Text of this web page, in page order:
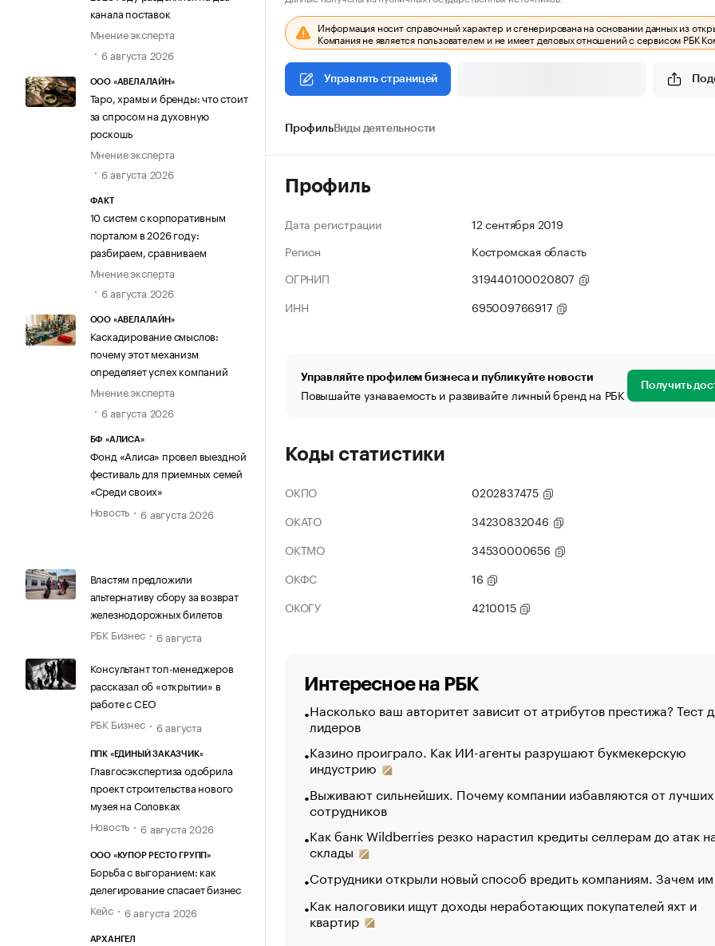
канала поставок
Мнение эксперта
6 августа 2026
ООО «АВЕЛАЛАЙН»
Таро, храмы и бренды: что стоит
за спросом на духовную
роскошь
Мнение эксперта
6 августа 2026
ФАКТ
10 систем с корпоративным
порталом в 2026 году:
разбираем, сравниваем
Мнение эксперта
6 августа 2026
ООО «АВЕЛАЛАЙН»
Каскадирование смыслов:
почему этот механизм
определяет успех компаний
Мнение эксперта
6 августа 2026
БФ «АЛИСА»
Фонд «Алиса» провел выездной
фестиваль для приемных семей
«Среди своих»
Новость
6 августа 2026
Властям предложили
альтернативу сбору за возврат
железнодорожных билетов
РБК Бизнес
6 августа
Консультант топ-менеджеров
рассказал об «открытии» в
работе с CEO
РБК Бизнес
6 августа
ППК «ЕДИНЫЙ ЗАКАЗЧИК»
Главгосэкспертиза одобрила
проект строительства нового
музея на Соловках
Новость
6 августа 2026
ООО «КУПОР РЕСТО ГРУПП»
Борьба с выгоранием: как
делегирование спасает бизнес
Кейс
6 августа 2026
АРХАНГЕЛ
Информация носит справочный характер и сгенерирована на основании данных из
Компания не является пользователем и не имеет деловых отношений с сервисом РБК
Управлять страницей
ПрофильВиды деятельности
Профиль
Дата регистрации
12 сентября 2019
Регион
Костромская область
ОГРНИП
319440100020807
ИНН
695009766917
Управляйте профилем бизнеса и публикуйте новости
Повышайте узнаваемость и развивайте личный бренд на РБК Получить
Коды статистики
ОКПО
0202837475
ОКАТО
34230832046
ОКТМО
34530000656
ОКФС
16
ОКОГУ
4210015
Интересное на РБК
Насколько ваш авторитет зависит от атрибутов престижа? Тест
лидеров
Казино проиграло. Как ИИ-агенты разрушают букмекерскую
индустрию
Выживают сильнейших. Почему компании избавляются от лучших
сотрудников
Как банк Wildberries резко нарастил кредиты селлерам до атак
склады
Сотрудники открыли новый способ вредить компаниям. Зачем
Как налоговики ищут доходы неработающих покупателей яхт и
квартир